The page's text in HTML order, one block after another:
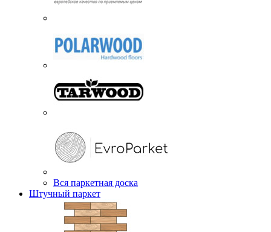
Вся паркетная доска
Штучный паркет